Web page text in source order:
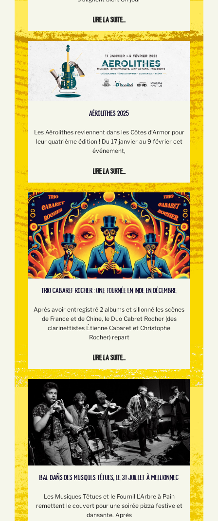
Lire la suite...
AÉROLITHES 2025
Les Aérolithes reviennent dans les Côtes d’Armor pour
leur quatrième édition ! Du 17 janvier au 9 février cet
événement,
Lire la suite...
TRIO CABARET ROCHER : UNE TOURNÉE EN INDE EN DÉCEMBRE
Après avoir entregistré 2 albums et sillonné les scènes
de France et de Chine, le Duo Cabret Rocher (des
clarinettistes Étienne Cabaret et Christophe
Rocher) repart
Lire la suite...
BAL DAÑS DES MUSIQUES TÊTUES, LE 31 JUILLET À MELLIONNEC
Les Musiques Têtues et le Fournil L'Arbre à Pain
remettent le couvert pour une soirée pizza festive et
dansante. Après